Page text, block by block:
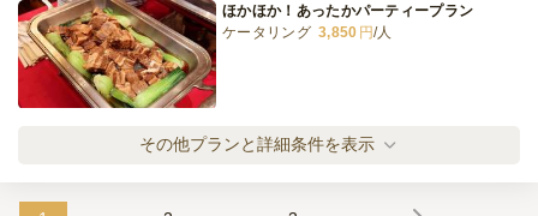
ほかほか！あったかパーティープラン
ケータリング 3,850 円/人
まんぷく！ボリュームプラン
ケータリング 4,400円/人
その他プランと詳細条件を表示